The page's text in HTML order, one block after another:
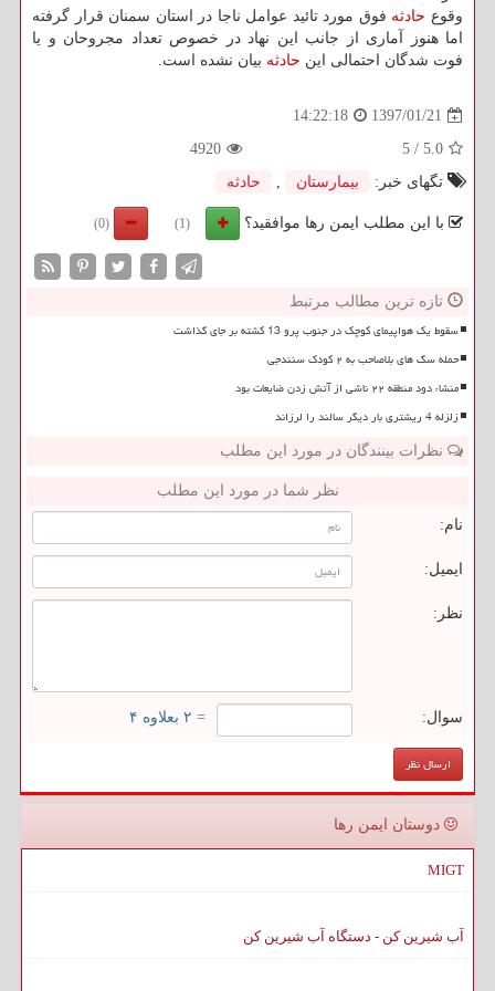
وقوع حادثه فوق مورد تائید عوامل ناجا در استان سمنان قرار گرفته
اما هنوز آماری از جانب این نهاد در خصوص تعداد مجروحان و یا
فوت شدگان احتمالی این حادثه بیان نشده است.
1397/01/21
14:22:18
5.0
/
5
4920
تگهای خبر:
بیمارستان , حادثه
با این مطلب ایمن رها موافقید؟ (1)
(0)
تازه ترین مطالب مرتبط
سقوط یک هواپیمای کوچک در جنوب پرو 13 کشته بر جای گذاشت
حمله سگ های بلاصاحب به ۲ کودک سنندجی
منشاء دود منطقه ۲۲ ناشی از آتش زدن ضایعات بود
زلزله 4 ریشتری بار دیگر سالند را لرزاند
نظرات بینندگان در مورد این مطلب
نظر شما در مورد این مطلب
نام:
ایمیل:
نظر:
سوال: = ۲ بعلاوه ۴
دوستان ایمن رها
MIGT
آب شیرین کن - دستگاه آب شیرین کن